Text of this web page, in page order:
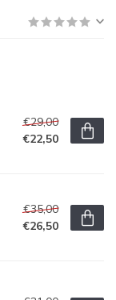
€29,00
€22,50
€35,00
€26,50